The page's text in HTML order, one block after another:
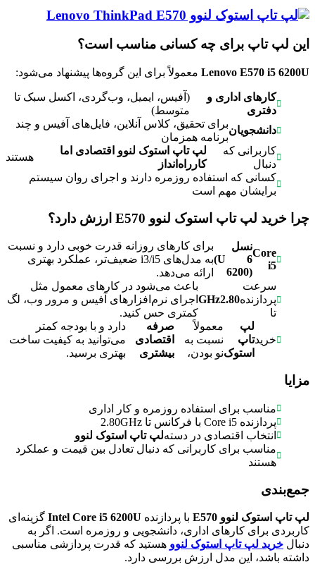
این لپ تاپ برای چه کسانی مناسب است؟
Lenovo E570 i5 6200U معمولاً برای این گروه‌ها پیشنهاد می‌شود:
کارهای اداری و
دفتری
(آفیس، ایمیل، وب‌گردی، اکسل سبک تا
متوسط)
دانشجویان
برای تحقیق، کلاس آنلاین، فایل‌های آفیس و چند
برنامه همزمان
کاربرانی که
دنبال
لپ تاپ استوک لنوو اقتصادی اما
کارراه‌انداز
هستند
کسانی که استفاده روزمره دارند و اجرای روان سیستم
برایشان مهم است
چرا خرید لپ تاپ استوک لنوو E570 ارزش دارد؟
Core
i5
نسل
6
(6200
U
)
برای کارهای روزانه قدرت خوبی دارد و نسبت
به مدل‌های i3/i5 ضعیف‌تر، عملکرد بهتری
ارائه می‌دهد.
سرعت
پردازنده
تا
2.80
GHz
باعث می‌شود در کارهای معمول مثل
اجرای نرم‌افزارهای آفیس و مرور وب، لگ
کمتری حس کنید.
خرید
لپ
تاپ
استوک
معمولاً
نسبت به
نو بودن،
صرفه
اقتصادی
بیشتری
دارد و با بودجه کمتر
می‌توانید به کیفیت ساخت
بهتری برسید.
مزایا
مناسب برای استفاده روزمره و کار اداری
پردازنده Core i5 با فرکانس تا 2.80GHz
انتخاب اقتصادی در دستهلپ تاپ استوک لنوو
مناسب برای کاربرانی که دنبال تعادل بین قیمت و عملکرد
هستند
جمع‌بندی
لپ تاپ استوک لنوو E570 با پردازنده Intel Core i5 6200U گزینه‌ای
کاربردی برای کارهای اداری، دانشجویی و روزمره است. اگر به
دنبال خرید لپ تاپ استوک لنوو هستید که قدرت پردازشی مناسبی
داشته باشد، این مدل ارزش بررسی دارد.